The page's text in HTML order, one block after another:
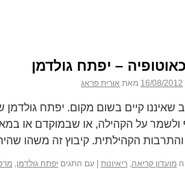
– יפתח גולדמן
16/08/2012 מאת אורית פראג
שאיננו קיים בשום מקום. יפתח
על הקהילה, או שבמוקדם או
והתרבות הקהילתית. קיבוץ זה משהו
מועדון קריאה, ריאיונות עם התגים יפתח גולדמן,